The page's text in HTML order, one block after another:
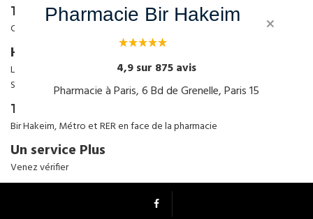
×
Pharmacie Bir Hakeim
4,9 sur 875 avis
Pharmacie à Paris, 6 Bd de Grenelle, Paris 15
Tél: 01 45 77 33 30
Commandez maintenant !
Horaires
Lun- Ven: 8.00 - 21.00
Sam: 9.30-13.00,14.00-20.00
Transport
Bir Hakeim, Métro et RER en face de la pharmacie
Un service Plus
Venez vérifier